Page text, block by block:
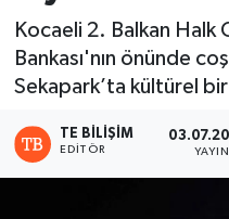
Kocaeli 2. Balkan Halk
Bankası'nın önünde
Sekapark’ta kültürel
TE BILIŞIM
EDITÖR